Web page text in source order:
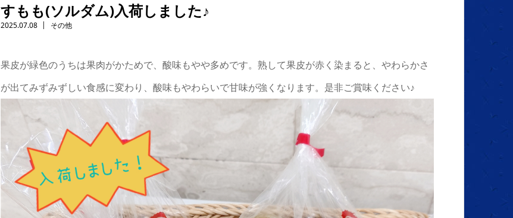
すもも(ソルダム)入荷しました♪
2025.07.08 その他
果皮が緑色のうちは果肉がかためで、酸味もやや多めです。熟して果皮が赤く染まると、やわらかさ
が出てみずみずしい食感に変わり、酸味もやわらいで甘味が強くなります。是非ご賞味ください♪